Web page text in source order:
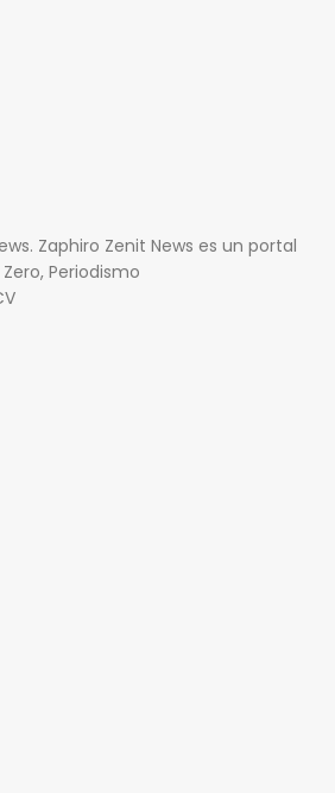
Zaphiro Zenit News es un portal
Periodismo